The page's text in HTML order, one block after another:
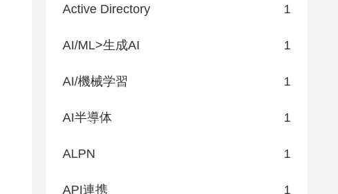
Active Directory 1
AI/ML>生成AI 1
AI/機械学習 1
AI半導体 1
ALPN 1
API連携 1